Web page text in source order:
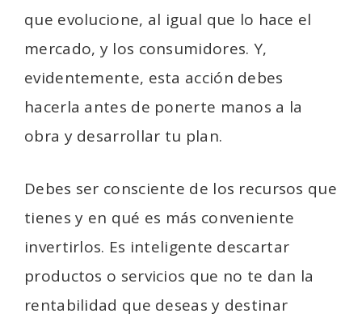
que evolucione, al igual que lo hace el
mercado, y los consumidores. Y,
evidentemente, esta acción debes
hacerla antes de ponerte manos a la
obra y desarrollar tu plan.
Debes ser consciente de los recursos que
tienes y en qué es más conveniente
invertirlos. Es inteligente descartar
productos o servicios que no te dan la
rentabilidad que deseas y destinar